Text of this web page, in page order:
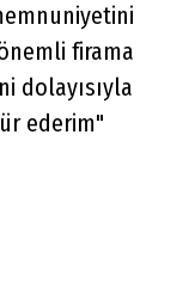
firama
dolayısıyla
ederim"